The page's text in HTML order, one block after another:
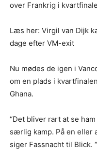
over Frankrig i
Læs her: Virgil van Dijk
dage efter VM-exit
Nu mødes de igen i
om en plads i
Ghana.
“Det bliver rart at se
særlig kamp. På en eller
siger Fassnacht til